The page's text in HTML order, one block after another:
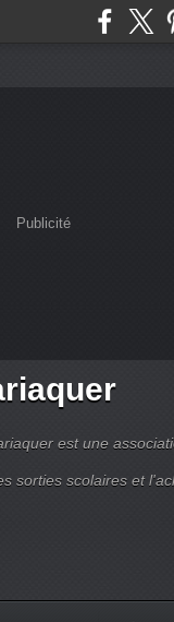
Publicité
est une
sorties scolaires et